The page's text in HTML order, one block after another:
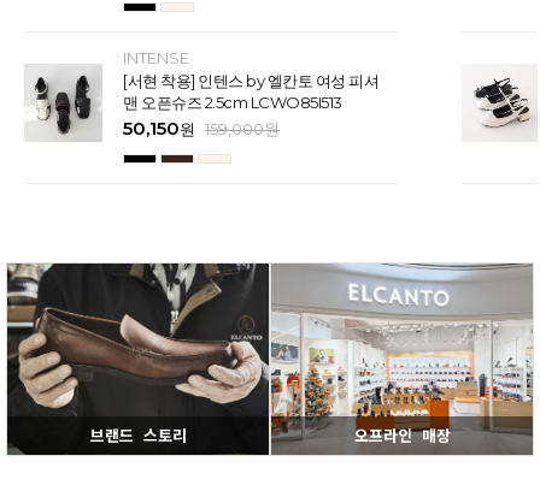
INTENSE
[서현 착용] 인텐스 by 엘칸토 여성 피셔
맨 오픈슈즈 2.5cm LCWO85I513
50,150원 159,000원
브랜드 스토리 오프라인 매장